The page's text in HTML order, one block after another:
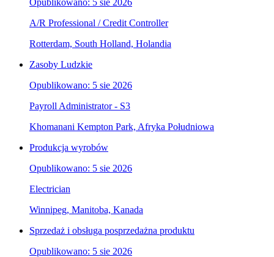
Opublikowano: 5 sie 2026
A/R Professional / Credit Controller
Rotterdam, South Holland, Holandia
Zasoby Ludzkie
Opublikowano: 5 sie 2026
Payroll Administrator - S3
Khomanani Kempton Park, Afryka Południowa
Produkcja wyrobów
Opublikowano: 5 sie 2026
Electrician
Winnipeg, Manitoba, Kanada
Sprzedaż i obsługa posprzedażna produktu
Opublikowano: 5 sie 2026